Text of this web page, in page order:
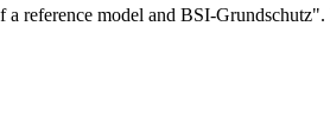
reference model and BSI-